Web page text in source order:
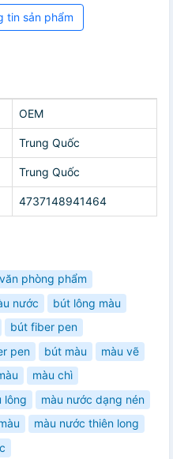
tin sản phẩm
OEM
Trung Quốc
Trung Quốc
4737148941464
văn phòng phẩm
nước
bút lông màu
bút fiber pen
pen bút màu
màu vẽ
màu chì
lông
màu nước dạng nén
màu nước thiên long